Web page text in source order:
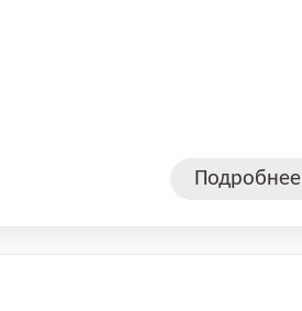
Подробнее